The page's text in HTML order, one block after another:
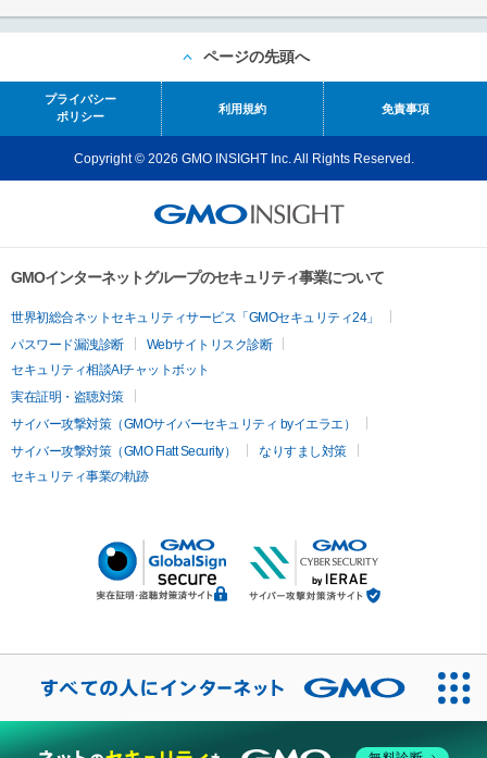
ページの先頭へ
プライバシー
ポリシー
利用規約 免責事項
Copyright © 2026 GMO INSIGHT Inc. All Rights Reserved.
GMOインターネットグループのセキュリティ事業について
世界初総合ネットセキュリティサービス「GMOセキュリティ24」
パスワード漏洩診断
Webサイトリスク診断
セキュリティ相談AIチャットボット
実在証明・盗聴対策
サイバー攻撃対策（GMOサイバーセキュリティ byイエラエ）
サイバー攻撃対策（GMO Flatt Security）
なりすまし対策
セキュリティ事業の軌跡